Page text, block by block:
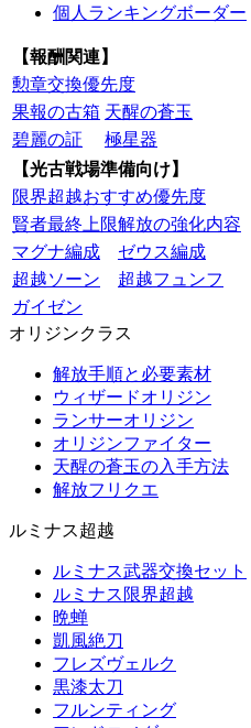
個人ランキングボーダー
【報酬関連】
勲章交換優先度
果報の古箱 天醒の蒼玉
碧麗の証
極星器
【光古戦場準備向け】
限界超越おすすめ優先度
賢者最終上限解放の強化内容
マグナ編成
ゼウス編成
超越ソーン
超越フュンフ
ガイゼン
オリジンクラス
解放手順と必要素材
ウィザードオリジン
ランサーオリジン
オリジンファイター
天醒の蒼玉の入手方法
解放フリクエ
ルミナス超越
ルミナス武器交換セット
ルミナス限界超越
晩蝉
凱風絶刀
フレズヴェルク
黒漆太刀
フルンティング